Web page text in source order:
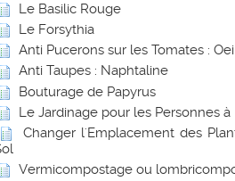
Le Basilic Rouge
Le Forsythia
Anti Pucerons sur les Tomates :
Anti Taupes : Naphtaline
Bouturage de Papyrus
Le Jardinage pour les Personnes
Changer l'Emplacement des
Vermicompostage ou